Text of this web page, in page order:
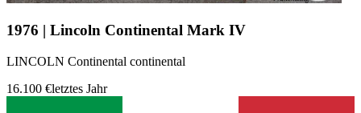
1976 | Lincoln Continental Mark IV
LINCOLN Continental continental
16.100 €letztes Jahr